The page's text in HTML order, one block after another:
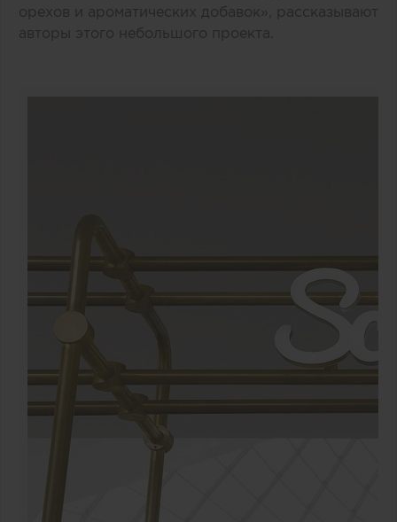
орехов и ароматических добавок», рассказывают
авторы этого небольшого проекта.